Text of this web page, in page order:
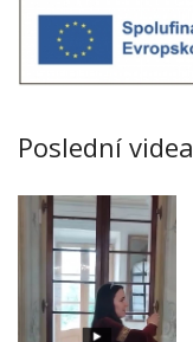
Poslední videa